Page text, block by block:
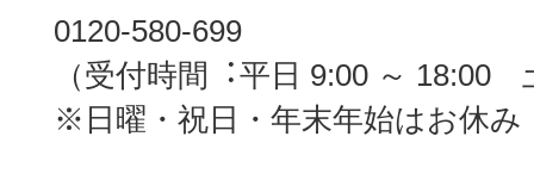
0120-580-699
（受付時間︓平日 9:00 ～ 18:00
※日曜・祝日・年末年始はお休み